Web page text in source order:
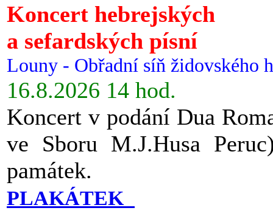
Koncert hebrejských
a sefardských písní
Louny - Obřadní síň židovského
16.8.2026 14 hod.
Koncert v podání Dua
ve Sboru M.J.Husa
památek.
PLAKÁTEK